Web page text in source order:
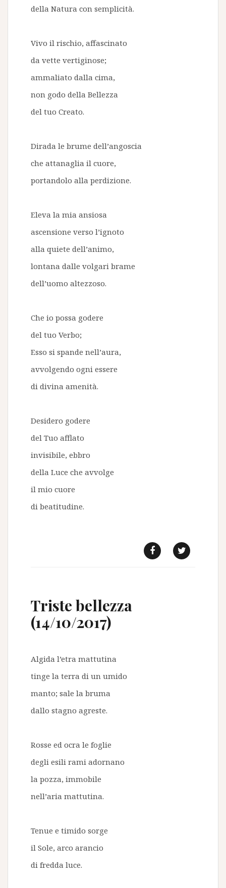
della Natura con semplicità.
Vivo il rischio, affascinato
da vette vertiginose;
ammaliato dalla cima,
non godo della Bellezza
del tuo Creato.
Dirada le brume dell’angoscia
che attanaglia il cuore,
portandolo alla perdizione.
Eleva la mia ansiosa
ascensione verso l’ignoto
alla quiete dell’animo,
lontana dalle volgari brame
dell’uomo altezzoso.
Che io possa godere
del tuo Verbo;
Esso si spande nell’aura,
avvolgendo ogni essere
di divina amenità.
Desidero godere
del Tuo afflato
invisibile, ebbro
della Luce che avvolge
il mio cuore
di beatitudine.
Triste bellezza
(14/10/2017)
Algida l’etra mattutina
tinge la terra di un umido
manto; sale la bruma
dallo stagno agreste.
Rosse ed ocra le foglie
degli esili rami adornano
la pozza, immobile
nell’aria mattutina.
Tenue e timido sorge
il Sole, arco arancio
di fredda luce.